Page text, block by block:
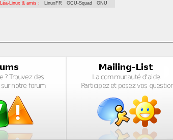
Léa-Linux & amis : LinuxFR GCU-Squad GNU